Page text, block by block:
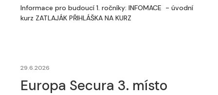
Informace pro budoucí 1. ročníky: INFOMACE - úvodní
kurz ZATLAJÁK PŘIHLÁŠKA NA KURZ
29.6.2026
Europa Secura 3. místo